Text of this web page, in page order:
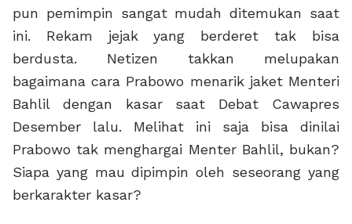
pun pemimpin sangat mudah ditemukan saat
ini. Rekam jejak yang berderet tak bisa
berdusta. Netizen takkan melupakan
bagaimana cara Prabowo menarik jaket Menteri
Bahlil dengan kasar saat Debat Cawapres
Desember lalu. Melihat ini saja bisa dinilai
Prabowo tak menghargai Menter Bahlil, bukan?
Siapa yang mau dipimpin oleh seseorang yang
berkarakter kasar?